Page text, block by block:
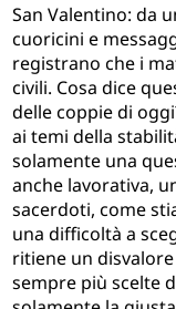
San Valentino: da
cuoricini e
registrano che i
civili. Cosa dice
delle coppie di
ai temi della
solamente una
anche lavorativa,
sacerdoti, come
una difficoltà a
ritiene un
sempre più scelte